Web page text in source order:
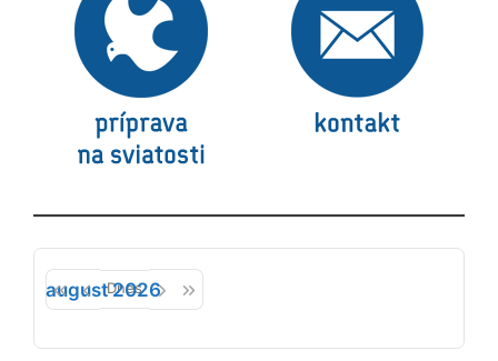
august 2026
Dnes